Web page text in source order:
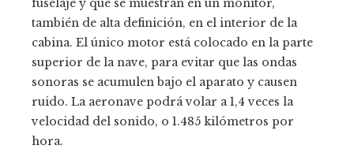
fuselaje y que se muestran en un monitor,
también de alta definición, en el interior de la
cabina. El único motor está colocado en la parte
superior de la nave, para evitar que las ondas
sonoras se acumulen bajo el aparato y causen
ruido. La aeronave podrá volar a 1,4 veces la
velocidad del sonido, o 1.485 kilómetros por
hora.